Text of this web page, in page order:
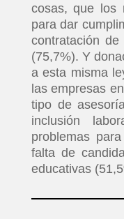
cosas, que los
para dar
contratación
(75,7%). Y
a esta misma
las empresas
tipo de
inclusión
problemas
falta de
educativas